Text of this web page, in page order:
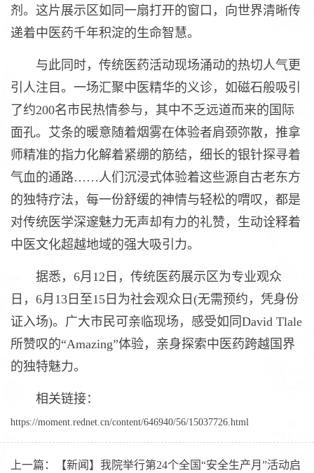
剂。这片展示区如同一扇打开的窗口，向世界清晰传
递着中医药千年积淀的生命智慧。
与此同时，传统医药活动现场涌动的热切人气更
引人注目。一场汇聚中医精华的义诊，如磁石般吸引
了约200名市民热情参与，其中不乏远道而来的国际
面孔。艾条的暖意随着烟雾在体验者肩颈弥散，推拿
师精准的指力化解着紧绷的筋结，细长的银针探寻着
气血的通路……人们沉浸式体验着这些源自古老东方
的独特疗法，每一份舒缓的神情与轻松的喟叹，都是
对传统医学深邃魅力无声却有力的礼赞，生动诠释着
中医文化超越地域的强大吸引力。
据悉，6月12日，传统医药展示区为专业观众
日，6月13日至15日为社会观众日(无需预约，凭身份
证入场)。广大市民可亲临现场，感受如同David Tlale
所赞叹的“Amazing”体验，亲身探索中医药跨越国界
的独特魅力。
相关链接：
https://moment.rednet.cn/content/646940/56/15037726.html
上一篇： 【新闻】我院举行第24个全国“安全生产月”活动启